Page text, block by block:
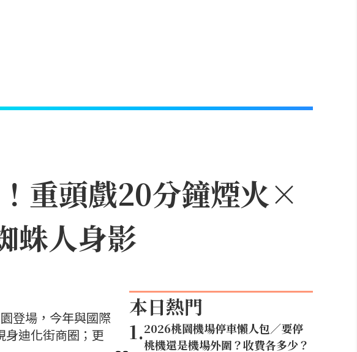
重頭戲20分鐘煙火×
蛛人身影
登場，今年與國際
身迪化街商圈；更
本日熱門
1.2026桃園機場停車懶人包／要停
桃機還是機場外圍？收費各多少？